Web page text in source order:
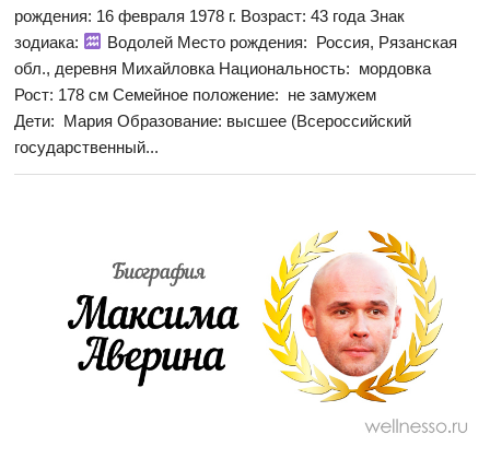
рождения: 16 февраля 1978 г. Возраст: 43 года Знак
зодиака:
Водолей Место рождения: Россия, Рязанская
обл., деревня Михайловка Национальность: мордовка
Рост: 178 см Семейное положение: не замужем
Дети: Мария Образование: высшее (Всероссийский
государственный...